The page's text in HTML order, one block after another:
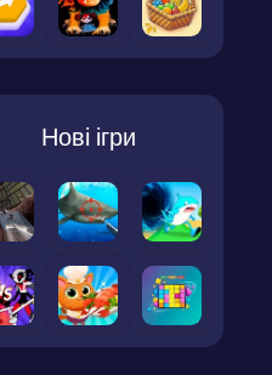
Нові ігри